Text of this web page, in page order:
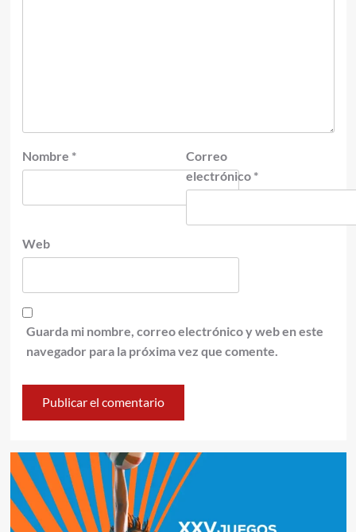
Nombre *
Correo
electrónico *
Web
Guarda mi nombre, correo electrónico y web en este
navegador para la próxima vez que comente.